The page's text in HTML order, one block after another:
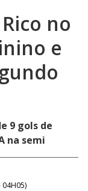
no
e
9 gols de
na semi
04H05)